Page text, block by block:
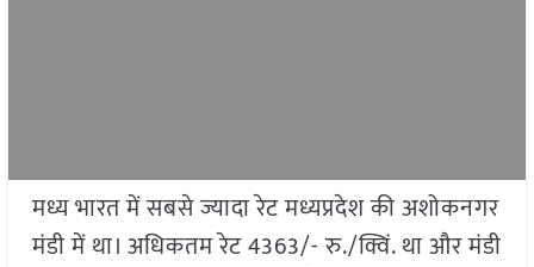
मध्य भारत में सबसे ज्यादा रेट मध्यप्रदेश की अशोकनगर
मंडी में था। अधिकतम रेट 4363/- रु./क्विं. था और मंडी